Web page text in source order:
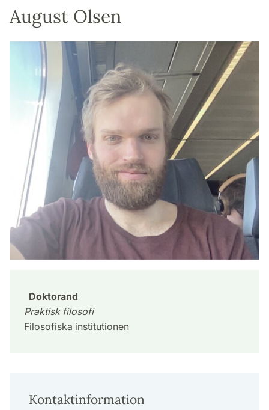
August Olsen
Doktorand
Praktisk filosofi
Filosofiska institutionen
Kontaktinformation